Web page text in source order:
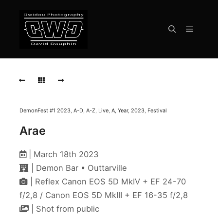
demon-
Outtarville
ARAE-
2023-
Outtarville
ARAE-
demon-
DemonFest #1 2023, A-D, A-Z, Live, A, Year, 2023, Festival
Arae
| March 18th 2023
| Demon Bar • Outtarville
| Reflex Canon EOS 5D MkIV + EF 24-70
f/2,8 / Canon EOS 5D MkIII + EF 16-35 f/2,8
| Shot from public